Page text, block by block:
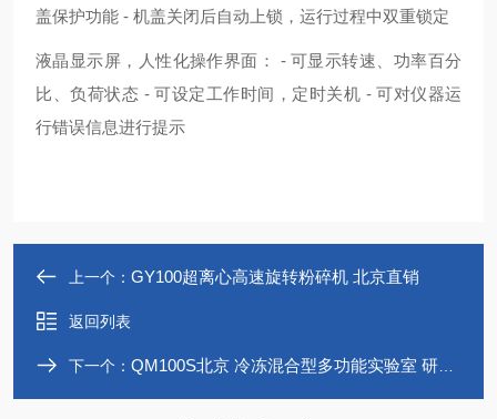
盖保护功能 - 机盖关闭后自动上锁，运行过程中双重锁定
液晶显示屏，人性化操作界面： - 可显示转速、功率百分
比、负荷状态 - 可设定工作时间，定时关机 - 可对仪器运
行错误信息进行提示
上一个： GY100超离心高速旋转粉碎机 北京直销
返回列表
下一个： QM100S北京 冷冻混合型多功能实验室 研磨仪系列